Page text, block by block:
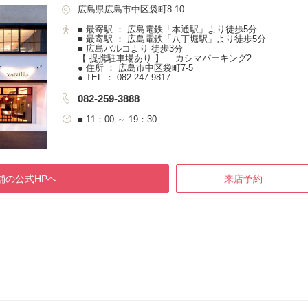
広島県広島市中区袋町8-10
■ 最寄駅 ： 広島電鉄「本通駅」より徒歩5分
■ 最寄駅 ： 広島電鉄「八丁堀駅」より徒歩5分
■ 広島パルコより 徒歩3分
【 提携駐車場あり 】… カシマパーキング2
● 住所 ： 広島市中区袋町7-5
● TEL ： 082-247-9817
082-259-3888
■ 11：00 ～ 19：30
の公式HPへ 来店予約